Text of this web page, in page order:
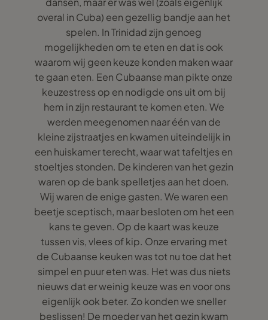
overal in Cuba) een gezellig bandje aan het
spelen. In Trinidad zijn genoeg
mogelijkheden om te eten en dat is ook
waarom wij geen keuze konden maken waar
te gaan eten. Een Cubaanse man pikte onze
keuzestress op en nodigde ons uit om bij
hem in zijn restaurant te komen eten. We
werden meegenomen naar één van de
kleine zijstraatjes en kwamen uiteindelijk in
een huiskamer terecht, waar wat tafeltjes en
stoeltjes stonden. De kinderen van het gezin
waren op de bank spelletjes aan het doen.
Wij waren de enige gasten. We waren een
beetje sceptisch, maar besloten om het een
kans te geven. Op de kaart was keuze
tussen vis, vlees of kip. Onze ervaring met
de Cubaanse keuken was tot nu toe dat het
simpel en puur eten was. Het was dus niets
nieuws dat er weinig keuze was en voor ons
eigenlijk ook beter. Zo konden we sneller
beslissen! De moeder van het gezin kwam